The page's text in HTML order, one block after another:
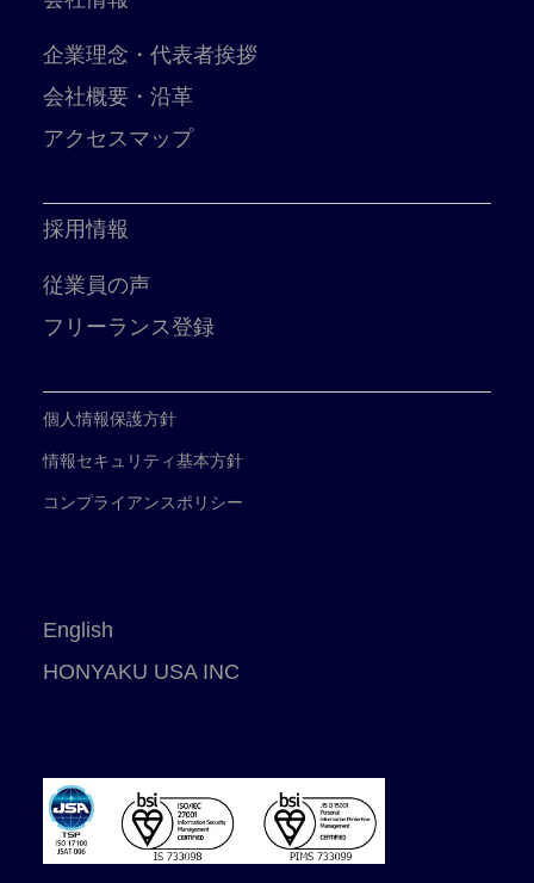
企業理念・代表者挨拶
会社概要・沿革
アクセスマップ
採用情報
従業員の声
フリーランス登録
個人情報保護方針
情報セキュリティ基本方針
コンプライアンスポリシー
English
HONYAKU USA INC